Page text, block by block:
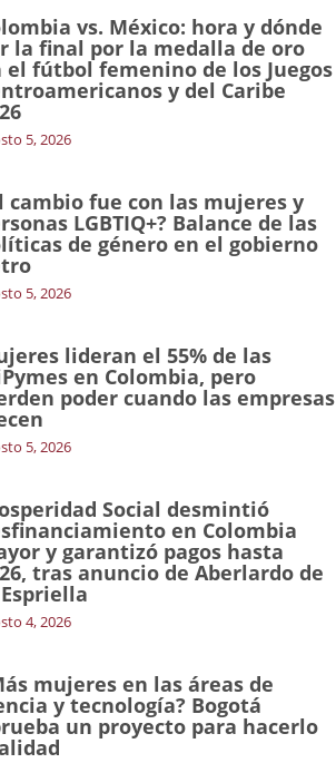
vs. México: hora y dónde
la final por la medalla de oro
el fútbol femenino de los Juegos
y del Caribe
5, 2026
cambio fue con las mujeres y
LGBTIQ+? Balance de las
de género en el gobierno
5, 2026
lideran el 55% de las
en Colombia, pero
poder cuando las empresas
5, 2026
Social desmintió
en Colombia
y garantizó pagos hasta
tras anuncio de Aberlardo de
4, 2026
mujeres en las áreas de
y tecnología? Bogotá
un proyecto para hacerlo